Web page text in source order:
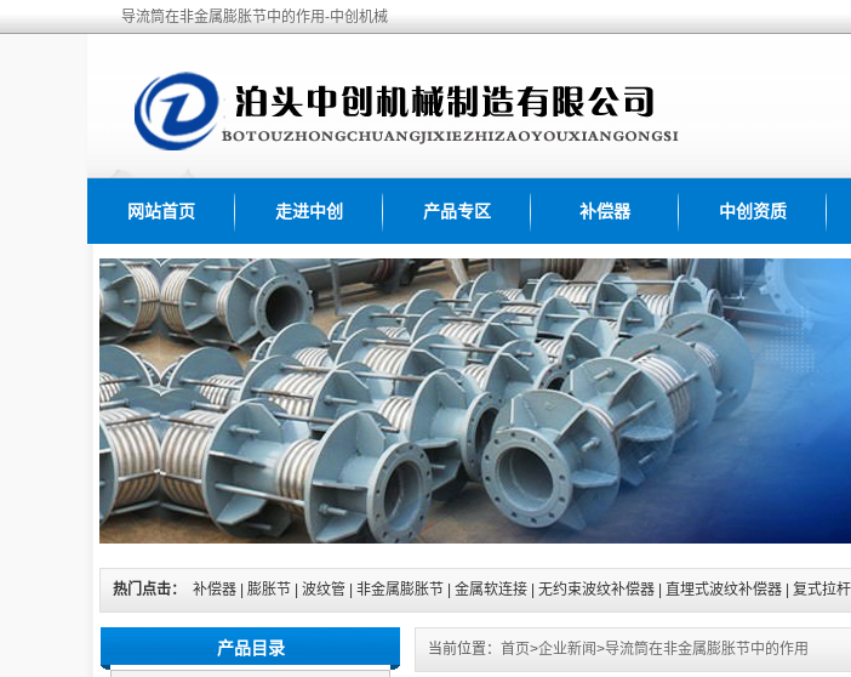
导流筒在非金属膨胀节中的作用-中创机械
网站首页 走进中创 产品专区 补偿器 中创资质
热门点击： 补偿器 膨胀节 波纹管 非金属膨胀节 金属软连接 无约束波纹补偿器 直埋式波纹补偿器 复式拉
当前位置： 首页>企业新闻>导流筒在非金属膨胀节中的作用
产品目录